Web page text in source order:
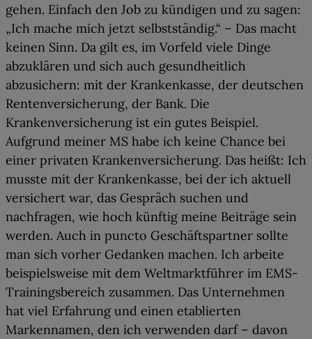
gehen. Einfach den Job zu kündigen und zu sagen:
„Ich mache mich jetzt selbstständig.“ – Das macht
keinen Sinn. Da gilt es, im Vorfeld viele Dinge
abzuklären und sich auch gesundheitlich
abzusichern: mit der Krankenkasse, der deutschen
Rentenversicherung, der Bank. Die
Krankenversicherung ist ein gutes Beispiel.
Aufgrund meiner MS habe ich keine Chance bei
einer privaten Krankenversicherung. Das heißt: Ich
musste mit der Krankenkasse, bei der ich aktuell
versichert war, das Gespräch suchen und
nachfragen, wie hoch künftig meine Beiträge sein
werden. Auch in puncto Geschäftspartner sollte
man sich vorher Gedanken machen. Ich arbeite
beispielsweise mit dem Weltmarktführer im EMS-
Trainingsbereich zusammen. Das Unternehmen
hat viel Erfahrung und einen etablierten
Markennamen, den ich verwenden darf – davon